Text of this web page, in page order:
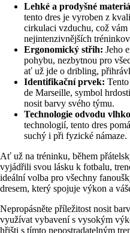
Lehké a prodyšné
tento dres je vyroben z
cirkulaci vzduchu, což vám
nejintenzivnějších
Ergonomický střih: Jeho
pohybu, nezbytnou pro
ať už jde o dribling,
Identifikační prvek:
de Marseille, symbol
nosit barvy svého týmu.
Technologie odvodu
technologií, tento dres
suchý i při fyzické námaze.
Ať už na tréninku, během
vyjádřili svou lásku k fotbalu,
ideální volba pro všechny
dresem, který spojuje výkon a
Nepropásněte příležitost nosit
využívat vybavení s vysokým
hřišti s tímto nepostradatelným